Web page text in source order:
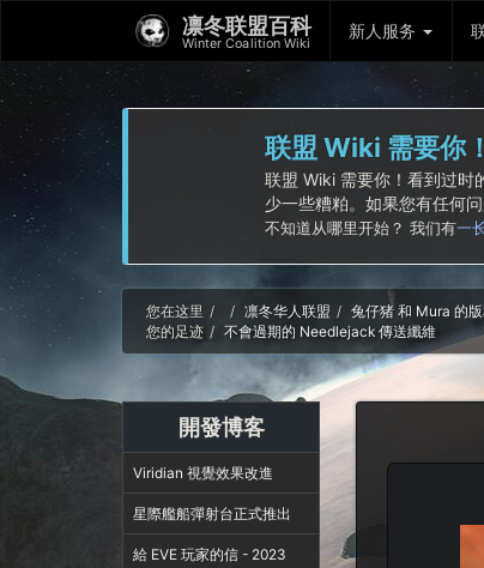
凛冬联盟百科
Winter Coalition Wiki
新人服务
联盟 Wiki 需要你！
联盟 Wiki 需要你！看到过时
少一些糟粕。如果您有任何
不知道从哪里开始？ 我们有一
您在这里 Home凛冬华人联盟 兔仔猪 和 Mura 的
您的足迹
不會過期的 Needlejack 傳送纖維
開發博客
Viridian 視覺效果改進
星際艦船彈射台正式推出
給 EVE 玩家的信 - 2023